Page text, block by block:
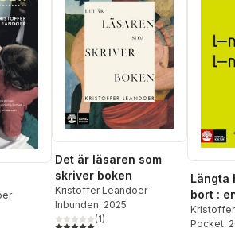
Det är läsaren som
skriver boken
Kristoffer Leandoer
Inbunden, 2025
5,0utav 5 stjärnor. Totalt antal röster:
(1)
Längta
bort :
Pocket,